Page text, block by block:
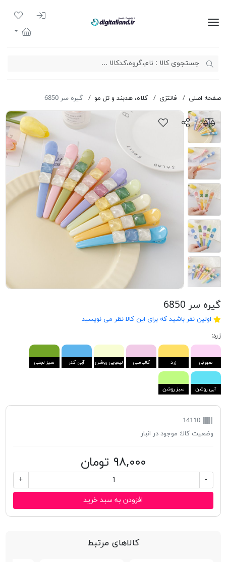
ورود به
لیست
سبد خرید
صفحه اصلی فانتزی کلاه، هدبند و تل مو گیره سر 6850
گیره سر 6850
اولین نفر باشید که برای این کالا نظر می نویسید
زرد:
صورتی زرد کالباسی لیمویی روشن آبی کدر سبز لجنی
آبی روشن سبز روشن
14110
وضعیت کالا: موجود در انبار
۹۸,۰۰۰ تومان
-
+
افزودن به سبد خرید
کالاهای مرتبط